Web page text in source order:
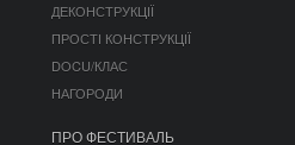
ДЕКОНСТРУКЦІЇ
ПРОСТІ КОНСТРУКЦІЇ
DOCU/КЛАС
НАГОРОДИ
ПРО ФЕСТИВАЛЬ